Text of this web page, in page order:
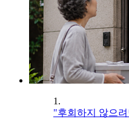
1.
"후회하지 않으